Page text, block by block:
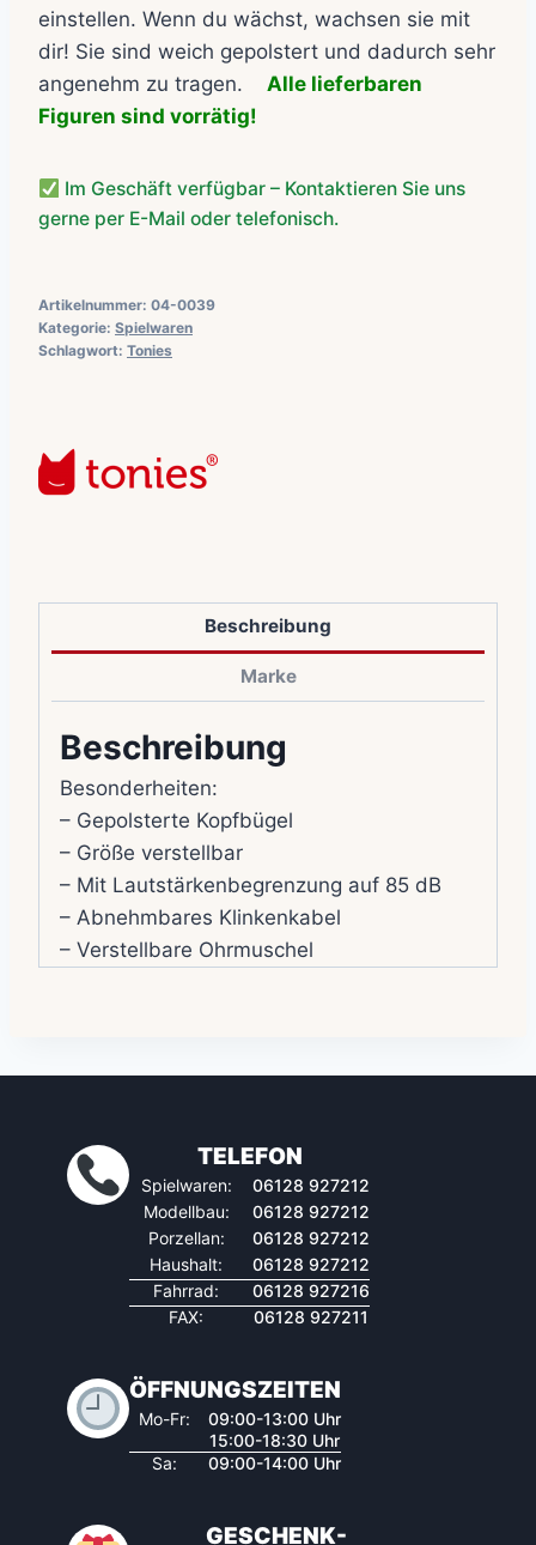
einstellen. Wenn du wächst, wachsen sie mit
dir! Sie sind weich gepolstert und dadurch sehr
angenehm zu tragen. Alle lieferbaren
Figuren sind vorrätig!
Im Geschäft verfügbar – Kontaktieren Sie uns
gerne per E-Mail oder telefonisch.
Artikelnummer: 04-0039
Kategorie: Spielwaren
Schlagwort: Tonies
Beschreibung
Marke
Beschreibung
Besonderheiten:
– Gepolsterte Kopfbügel
– Größe verstellbar
– Mit Lautstärkenbegrenzung auf 85 dB
– Abnehmbares Klinkenkabel
– Verstellbare Ohrmuschel
TELEFON
Spielwaren:
06128 927212
Modellbau:
06128 927212
Porzellan:
06128 927212
Haushalt:
06128 927212
Fahrrad:
06128 927216
FAX:
06128 927211
ÖFFNUNGSZEITEN
Mo-Fr:
09:00-13:00 Uhr
15:00-18:30 Uhr
Sa:
09:00-14:00 Uhr
GESCHENK-